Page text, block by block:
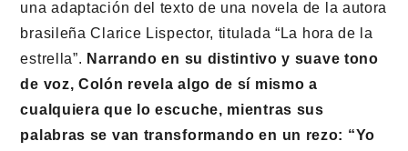
una adaptación del texto de una novela de la autora
brasileña Clarice Lispector, titulada “La hora de la
estrella”. Narrando en su distintivo y suave tono
de voz, Colón revela algo de sí mismo a
cualquiera que lo escuche, mientras sus
palabras se van transformando en un rezo: “Yo